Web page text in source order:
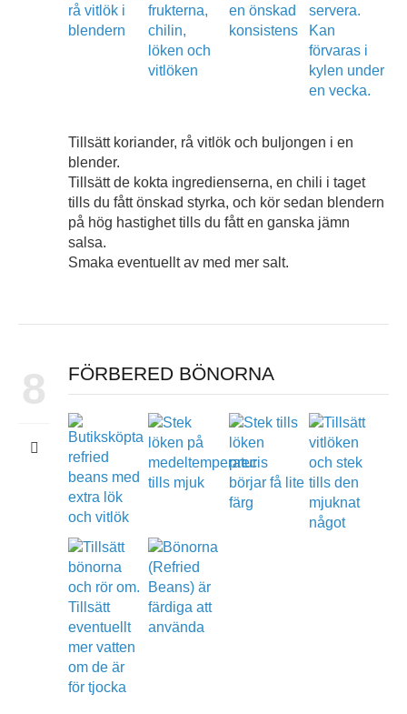
Tillsätt koriander, rå vitlök och buljongen i en
blender.
Tillsätt de kokta ingredienserna, en chili i taget
tills du fått önskad styrka, och kör sedan blendern
på hög hastighet tills du fått en ganska jämn
salsa.
Smaka eventuellt av med mer salt.
8 FÖRBERED BÖNORNA